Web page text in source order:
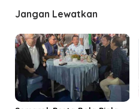
g
s
i
p
o
Jangan Lewatkan